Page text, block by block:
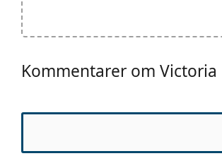
Kommentarer om Victoria